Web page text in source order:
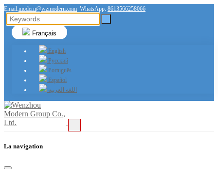
Email:modern@wzmodern.com WhatsApp: 8613566258066
Français
English
Русский
Português
Español
اللغة العربية
La navigation